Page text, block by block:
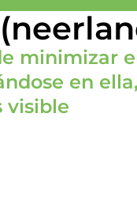
minimizar
en
visible